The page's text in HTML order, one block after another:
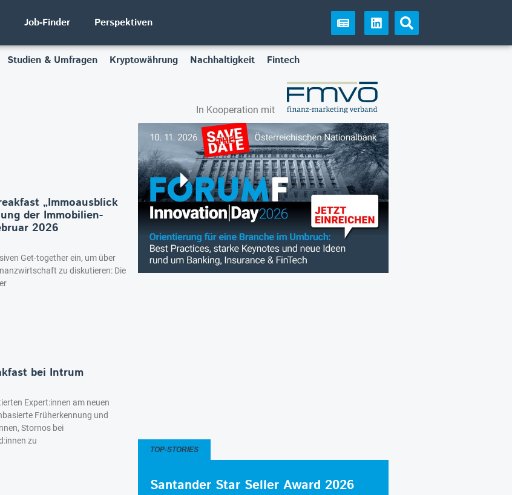
Job-Finder Perspektiven
Studien & Umfragen Kryptowährung Nachhaltigkeit Fintech
In Kooperation mit
„Immoausblick
der Immobilien-
2026
Get-together ein, um über
zu diskutieren: Die
bei Intrum
Expert:innen am neuen
Früherkennung und
Stornos bei
zu
TOP-STORIES
Santander Star Seller Award 2026